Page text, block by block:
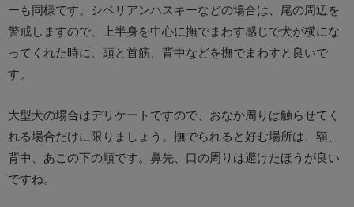
ーも同様です。シベリアンハスキーなどの場合は、尾の周辺を
警戒しますので、上半身を中心に撫でまわす感じで犬が横にな
ってくれた時に、頭と首筋、背中などを撫でまわすと良いで
す。
大型犬の場合はデリケートですので、おなか周りは触らせてく
れる場合だけに限りましょう。撫でられると好む場所は、額、
背中、あごの下の順です。鼻先、口の周りは避けたほうが良い
ですね。